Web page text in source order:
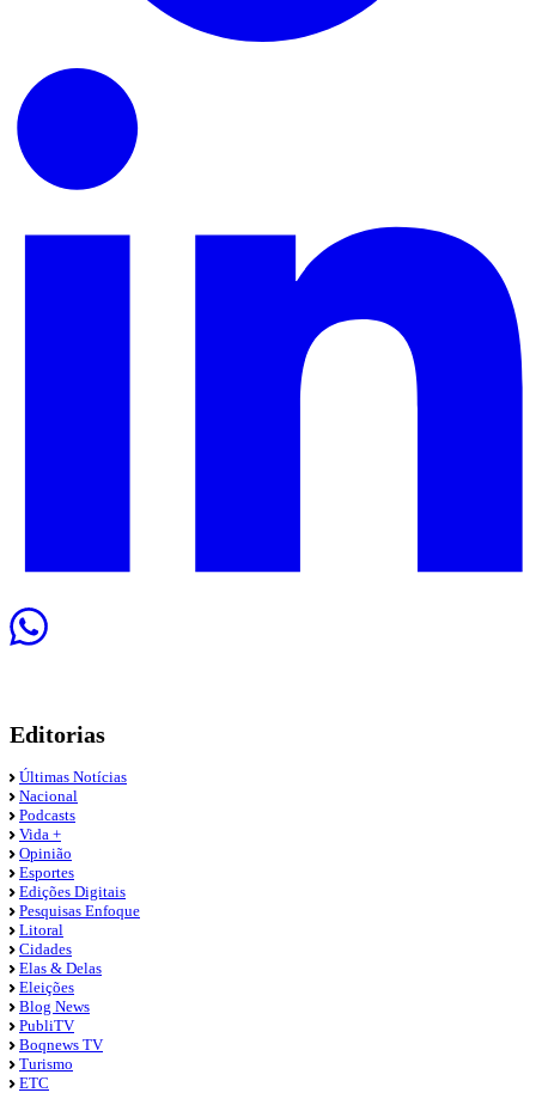
Editorias
Últimas Notícias
Nacional
Podcasts
Vida +
Opinião
Esportes
Edições Digitais
Pesquisas Enfoque
Litoral
Cidades
Elas & Delas
Eleições
Blog News
PubliTV
Boqnews TV
Turismo
ETC